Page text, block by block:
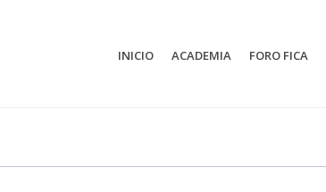
INICIO ACADEMIA FORO FICA